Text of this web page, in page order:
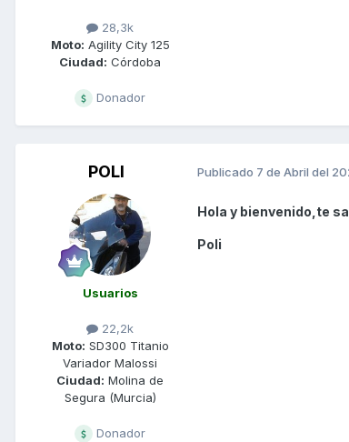
28,3k
Moto: Agility City 125
Ciudad: Córdoba
Donador
POLI
Usuarios
22,2k
Moto: SD300 Titanio
Variador Malossi
Ciudad: Molina de
Segura (Murcia)
Donador
Publicado 7 de Abril del
Hola y bienvenido,te
Poli